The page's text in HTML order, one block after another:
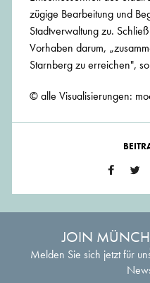
zügige Bearbeitung und
Stadtverwaltung zu.
Vorhaben darum,
Starnberg zu erreichen",
© alle Visualisierungen:
JOIN
Melden Sie sich jetzt für